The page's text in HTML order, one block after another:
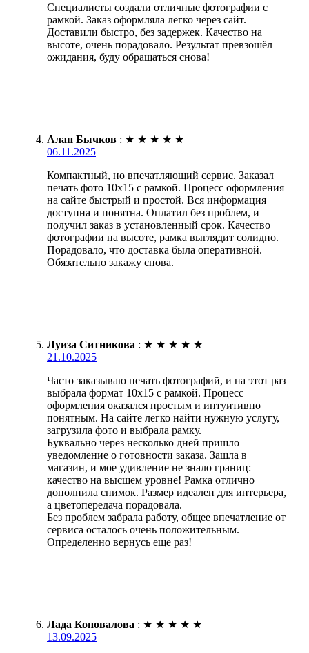
Специалисты создали отличные фотографии с
рамкой. Заказ оформляла легко через сайт.
Доставили быстро, без задержек. Качество на
высоте, очень порадовало. Результат превзошёл
ожидания, буду обращаться снова!
Алан Бычков : ★ ★ ★ ★ ★
06.11.2025
Компактный, но впечатляющий сервис. Заказал
печать фото 10х15 с рамкой. Процесс оформления
на сайте быстрый и простой. Вся информация
доступна и понятна. Оплатил без проблем, и
получил заказ в установленный срок. Качество
фотографии на высоте, рамка выглядит солидно.
Порадовало, что доставка была оперативной.
Обязательно закажу снова.
Луиза Ситникова : ★ ★ ★ ★ ★
21.10.2025
Часто заказываю печать фотографий, и на этот раз
выбрала формат 10х15 с рамкой. Процесс
оформления оказался простым и интуитивно
понятным. На сайте легко найти нужную услугу,
загрузила фото и выбрала рамку.
Буквально через несколько дней пришло
уведомление о готовности заказа. Зашла в
магазин, и мое удивление не знало границ:
качество на высшем уровне! Рамка отлично
дополнила снимок. Размер идеален для интерьера,
а цветопередача порадовала.
Без проблем забрала работу, общее впечатление от
сервиса осталось очень положительным.
Определенно вернусь еще раз!
Лада Коновалова : ★ ★ ★ ★ ★
13.09.2025